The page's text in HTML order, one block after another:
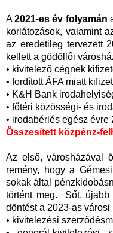
A2021-es év folyamán
korlátozások, valamint
az eredetileg tervezett
kellett a gödöllői
• kivitelező cégnek
• fordított ÁFA miatt
• K&H Bank
• főtéri közösségi- és
• irodabérlés egész évre
Összesített közpénz-
Az első, városházával
remény, hogy a
sokak által
történt meg. Sőt, újabb
döntést a 2023-as
• kivitelezési